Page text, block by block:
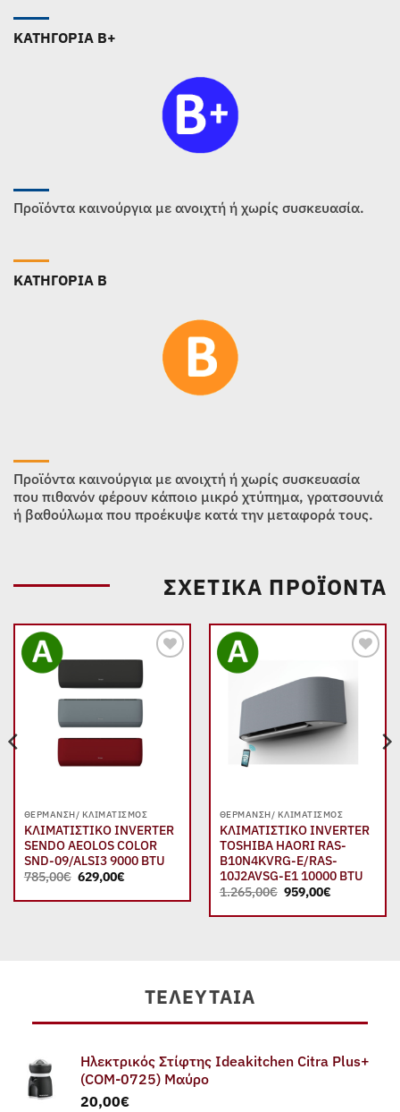
ΚΑΤΗΓΟΡΙΑ B+
Προϊόντα καινούργια με ανοιχτή ή χωρίς συσκευασία.
ΚΑΤΗΓΟΡΙΑ B
Προϊόντα καινούργια με ανοιχτή ή χωρίς συσκευασία
που πιθανόν φέρουν κάποιο μικρό χτύπημα, γρατσουνιά
ή βαθούλωμα που προέκυψε κατά την μεταφορά τους.
ΣΧΕΤΙΚΆ ΠΡΟΪΌΝΤΑ
wishlist
ΘΈΡΜΑΝΣΗ/ ΚΛΙΜΑΤΙΣΜΌΣ
ΚΛΙΜΑΤΙΣΤΙΚΟ INVERTER
SENDO AEOLOS COLOR
SND-09/ALSI3 9000 BTU
785,00€ Original
price
was:
629,00€Η
τιμή
wishlist
ΘΈΡΜΑΝΣΗ/ ΚΛΙΜΑΤΙΣΜΌΣ
ΚΛΙΜΑΤΙΣΤΙΚΟ INVERTER
TOSHIBA HAORI RAS-
B10N4KVRG-E/RAS-
10J2AVSG-E1 10000 BTU
1.265,00€ Original
price
was:
959,00€Η
τιμή
ΤΕΛΕΥΤΑΊΑ
Ηλεκτρικός Στίφτης Ideakitchen Citra Plus+
(COM-0725) Μαύρο
20,00€